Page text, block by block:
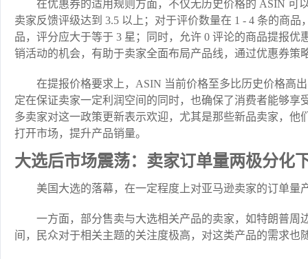
在优惠券的适用规则方面，不仅无历史价格的 ASIN 可
卖家反馈评级达到 3.5 以上；对于评价数量在 1 - 4 条的商
品，评分应大于等于 3 星；同时，允许 0 评论的商品提报
销活动的机会，有助于卖家全面布局产品线，通过优惠券策
在提报价格要求上，ASIN 当前价格至多比历史价格高
定在保证卖家一定利润空间的同时，也确保了消费者能够
多卖家对这一政策更新表示欢迎，尤其是那些新品卖家，
打开市场，提升产品销量。
大选后市场震荡：卖家订单量两极分化
美国大选的落幕，在一定程度上对亚马逊卖家的订单
一方面，部分售卖与大选相关产品的卖家，如特朗普
间，民众对于相关主题的关注度极高，对这类产品的需求也